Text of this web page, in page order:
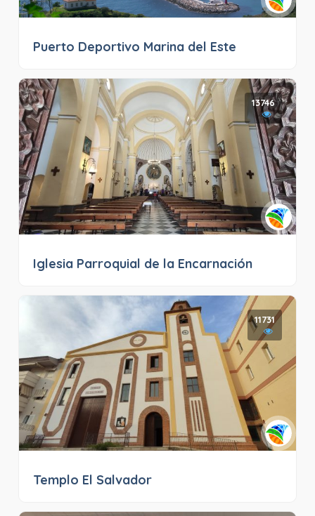
Puerto Deportivo Marina del Este
13746
Iglesia Parroquial de la Encarnación
11731
Templo El Salvador